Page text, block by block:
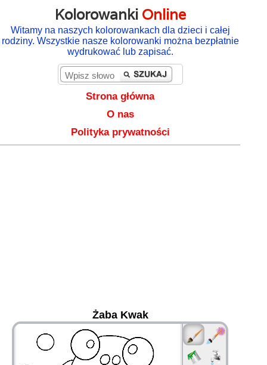
Kolorowanki Online
Witamy na naszych kolorowankach dla dzieci i całej
rodziny. Wszystkie nasze kolorowanki można bezpłatnie
wydrukować lub zapisać.
Strona główna
O nas
Polityka prywatności
Żaba Kwak